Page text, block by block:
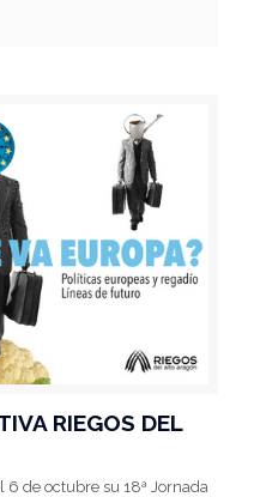
RIEGOS DEL
de octubre su 18ª Jornada